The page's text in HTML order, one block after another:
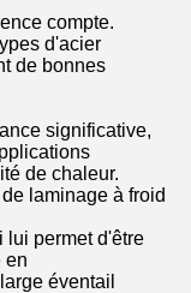
compte.
d'acier
de bonnes
significative,
de chaleur.
laminage à froid
lui permet d'être
en
éventail